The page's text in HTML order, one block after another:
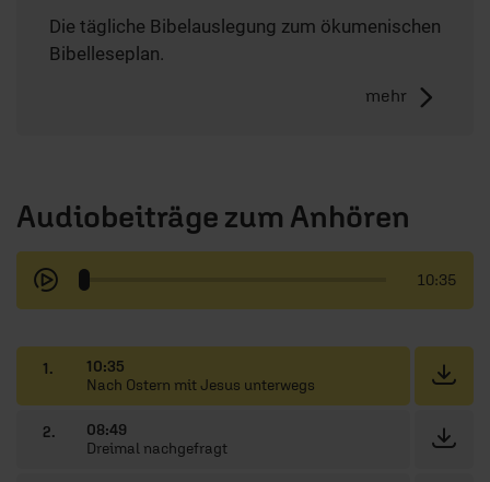
Die tägliche Bibelauslegung zum ökumenischen
Bibelleseplan.
mehr
Audiobeiträge zum Anhören
10:35
1.
10:35
Nach Ostern mit Jesus unterwegs
2.
08:49
Dreimal nachgefragt